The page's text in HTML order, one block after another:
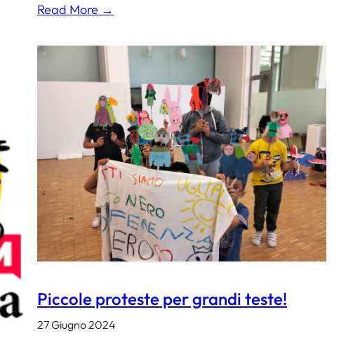
Read More →
Piccole proteste per grandi teste!
27 Giugno 2024